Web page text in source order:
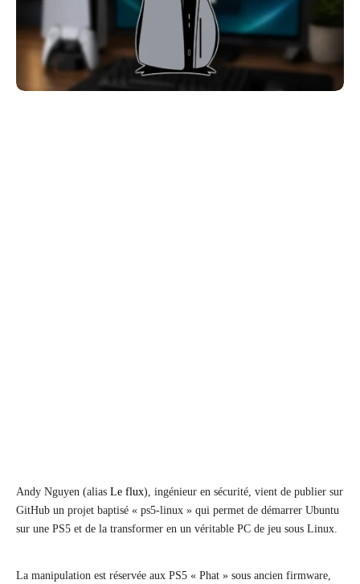
Andy Nguyen (alias Le flux), ingénieur en sécurité, vient de publier sur
GitHub un projet baptisé « ps5-linux » qui permet de démarrer Ubuntu
sur une PS5 et de la transformer en un véritable PC de jeu sous Linux.
La manipulation est réservée aux PS5 « Phat » sous ancien firmware,